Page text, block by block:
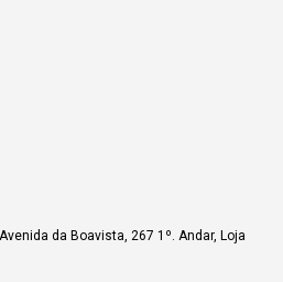
da Boavista, 267 1º. Andar, Loja